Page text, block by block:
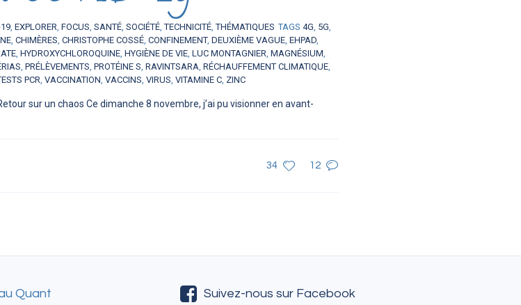
, EXPLORER, FOCUS, SANTÉ, SOCIÉTÉ,TECHNICITÉ,THÉMATIQUES TAGS 4G, 5G,
, CHIMÈRES, CHRISTOPHE COSSÉ, CONFINEMENT, DEUXIÈME VAGUE, EHPAD,
, HYDROXYCHLOROQUINE, HYGIÈNE DE VIE, LUC MONTAGNIER, MAGNÉSIUM,
, PRÉLÈVEMENTS, PROTÉINE S, RAVINTSARA, RÉCHAUFFEMENT CLIMATIQUE,
PCR, VACCINATION, VACCINS, VIRUS, VITAMINE C, ZINC
sur un chaos Ce dimanche 8 novembre, j’ai pu visionner en avant-
34 12
Quant Suivez-nous sur Facebook